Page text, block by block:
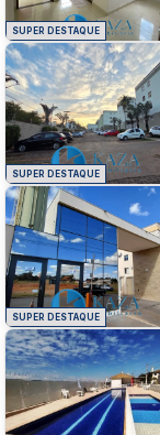
SUPER DESTAQUE
SUPER DESTAQUE
SUPER DESTAQUE